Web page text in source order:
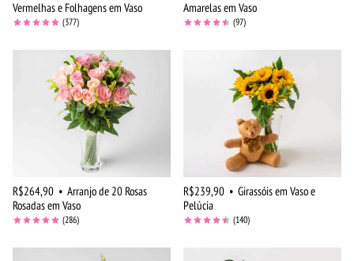
Vermelhas e Folhagens em Vaso
(377)
Amarelas em Vaso
(97)
R$264,90 • Arranjo de 20 Rosas
Rosadas em Vaso
(286)
R$239,90 • Girassóis em Vaso e
Pelúcia
(140)